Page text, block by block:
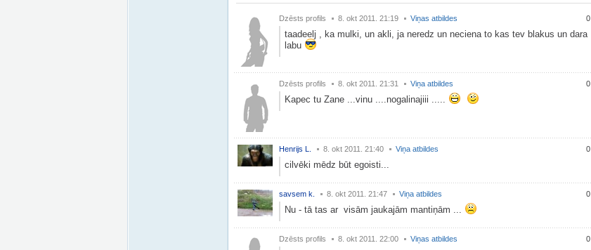
0
Dzēsts profils 8. okt 2011. 21:19 Viņas atbildes
taadeelj , ka mulki, un akli, ja neredz un neciena to kas tev blakus un dara
labu
0
Dzēsts profils 8. okt 2011. 21:31 Viņa atbildes
Kapec tu Zane ...vinu ....nogalinajiii .....
0
Henrijs L. 8. okt 2011. 21:40 Viņa atbildes
cilvēki mēdz būt egoisti...
0
savsem k. 8. okt 2011. 21:47 Viņa atbildes
Nu - tā tas ar visām jaukajām mantiņām ...
0
Dzēsts profils 8. okt 2011. 22:00 Viņas atbildes